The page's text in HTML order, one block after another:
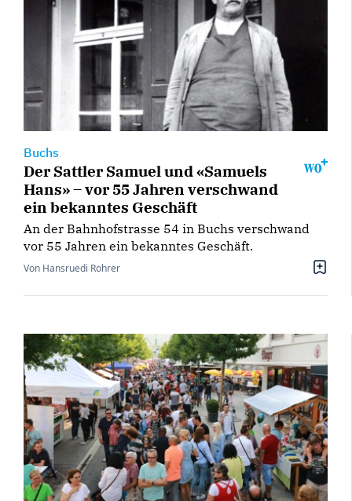
Buchs
Der Sattler Samuel und «Samuels
Hans» – vor 55 Jahren verschwand
ein bekanntes Geschäft
An der Bahnhofstrasse 54 in Buchs verschwand
vor 55 Jahren ein bekanntes Geschäft.
Von Hansruedi Rohrer